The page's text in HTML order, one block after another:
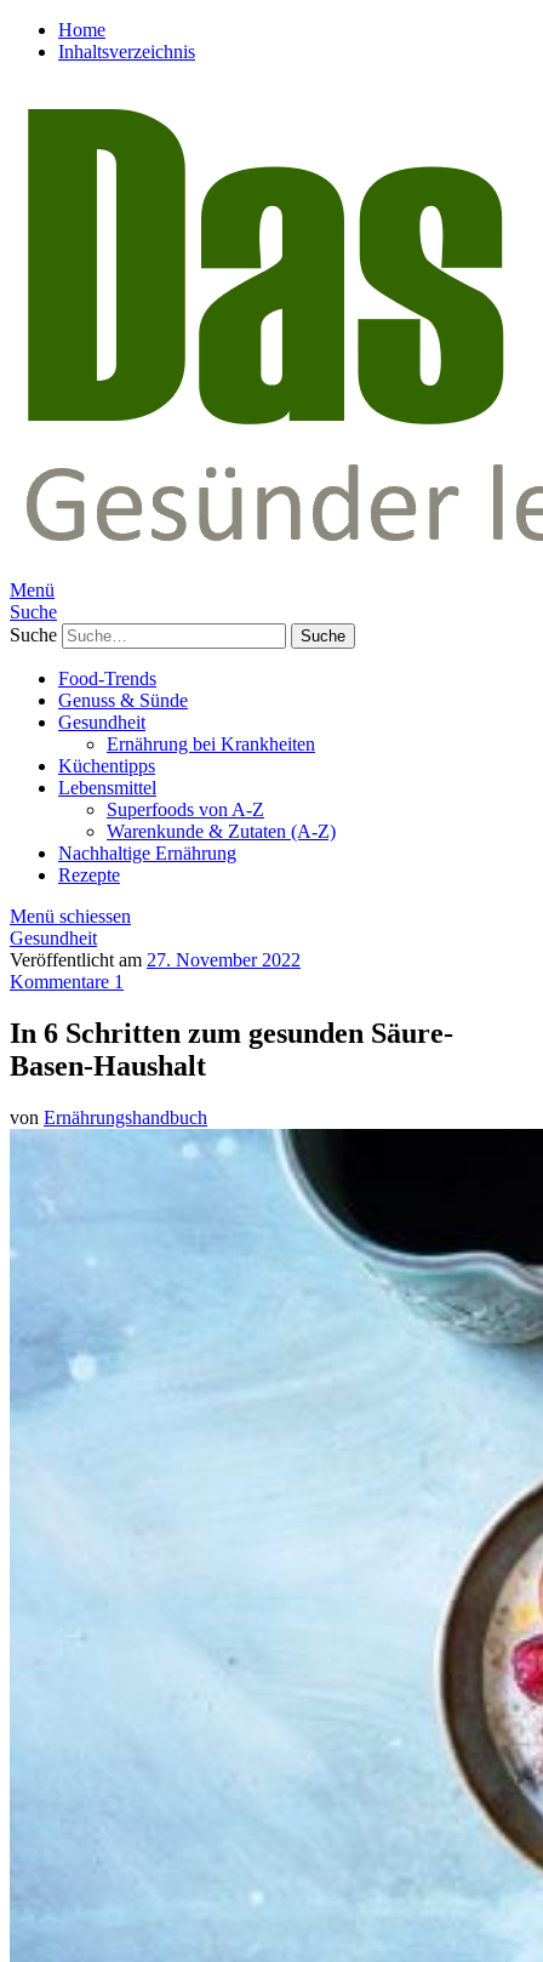
Home
Inhaltsverzeichnis
Menü
Suche
Suche
Food-Trends
Genuss & Sünde
Gesundheit
Ernährung bei Krankheiten
Küchentipps
Lebensmittel
Superfoods von A-Z
Warenkunde & Zutaten (A-Z)
Nachhaltige Ernährung
Rezepte
Menü schiessen
Gesundheit
Veröffentlicht am 27. November 2022
Kommentare 1
In 6 Schritten zum gesunden Säure-
Basen-Haushalt
von Ernährungshandbuch